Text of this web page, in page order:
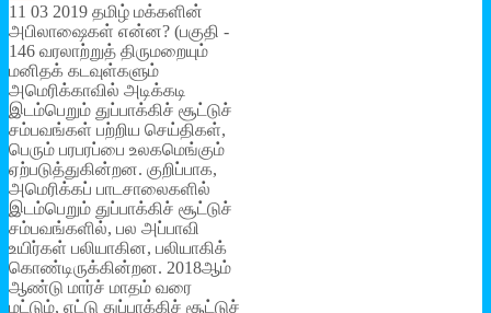
11 03 2019 தமிழ் மக்களின்
அபிலாஷைகள் என்ன? (பகுதி -
146 வரலாற்றுத் திருமறையும்
மனிதக் கடவுள்களும்
அமெரிக்காவில் அடிக்கடி
இடம்பெறும் துப்பாக்கிச் சூட்டுச்
சம்பவங்கள் பற்றிய செய்திகள்,
பெரும் பரபரப்பை உலகமெங்கும்
ஏற்படுத்துகின்றன. குறிப்பாக,
அமெரிக்கப் பாடசாலைகளில்
இடம்பெறும் துப்பாக்கிச் சூட்டுச்
சம்பவங்களில், பல அப்பாவி
உயிர்கள் பலியாகின, பலியாகிக்
கொண்டிருக்கின்றன. 2018ஆம்
ஆண்டு மார்ச் மாதம் வரை
மட்டும், எட்டு துப்பாக்கிச் சூட்டுச்